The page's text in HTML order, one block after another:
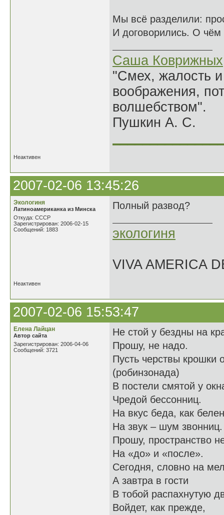
Мы всё разделили:
И договорились. О чём
Саша Коврижных
"Смех, жалость
воображения,
волшебством".
Пушкин А. С.
Неактивен
2007-02-06 13:45:26
Экологиня
Латиноамериканка из Минска
Откуда: СССР
Зарегистрирован: 2006-02-15
Сообщений: 1883
Полный развод?
экологиня
VIVA AMERICA
Неактивен
2007-02-06 15:53:47
Елена Лайцан
Автор сайта
Зарегистрирован: 2006-04-06
Сообщений: 3721
Не стой у бездны на
Прошу, не надо.
Пусть черствы крошки
(робинзонада)
В постели смятой у
Чредой бессонниц.
На вкус беда, как
На звук – шум звонниц.
Прошу, пространство
На «до» и «после».
Сегодня, словно на
А завтра в гости
В тобой распахнутую
Войдет, как прежде,